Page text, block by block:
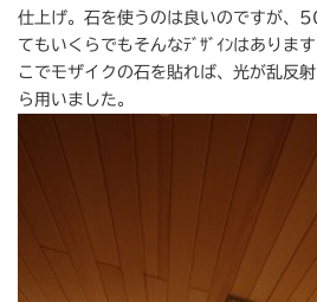
仕上げ。石を使うのは良いのですが、
てもいくらでもそんなﾃﾞｻﾞｲﾝはありま
こでモザイクの石を貼れば、光が乱反
ら用いました。